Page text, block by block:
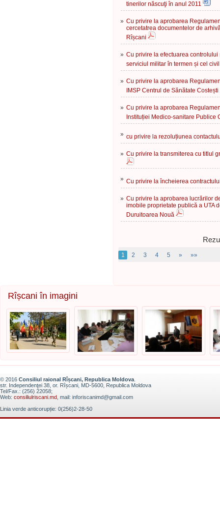
tinerilor născuţi în anul 2011
» Cu privire la aprobarea
cercetatrea documentelor de
Rîșcani
» Cu privire la efectuarea
serviciul militar în termen și cel
» Cu privire la aprobarea
IMSP Centrul de Sănătate Costești
» Cu privire la aprobarea
Instituției Medico-sanitare Publice
» cu privire la rezoluțiunea
» Cu privire la transmiterea cu titlul
» Cu privire la încheierea
» Cu privire la aprobarea lucrărilor
imobile proprietate publică a UTA
Duruitoarea Nouă
1 2 3 4 5 » »»
Rîșcani în imagini
© 2016 Consiliul raional Rîșcani, Republica Moldova
str. Independenţei 38, or. Rîșcani, MD-5600, Republica Moldova
Tel/Fax.: (256) 22058;
Web: consiliulriscani.md , mail: inforiscanimd@gmail.com
Linia verde anticorupție: 0(256)2-28-50